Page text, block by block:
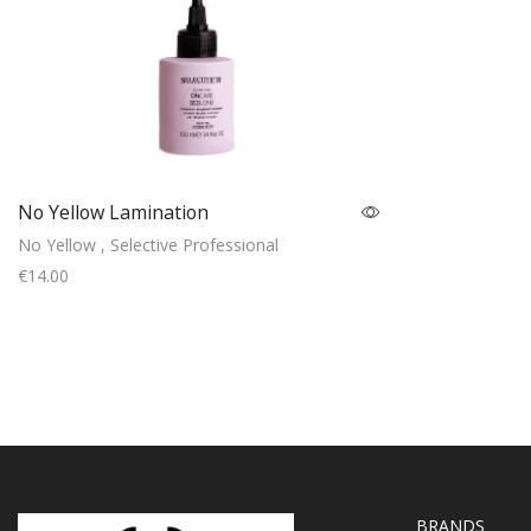
No Yellow Lamination
No Yellow , Selective Professional
€14.00
BRANDS